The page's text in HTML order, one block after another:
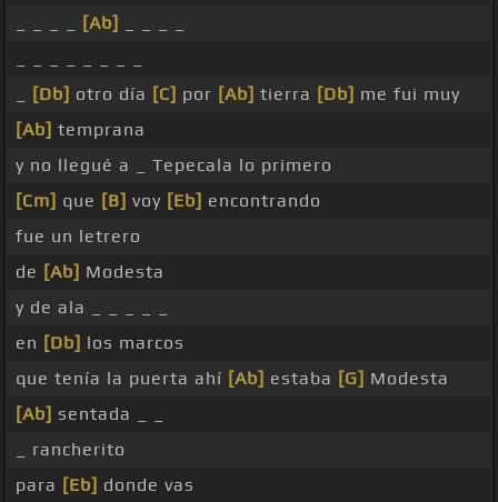
[Ab]
[Db] otro día [C] por [Ab] tierra [Db] me fui muy
[Ab] temprana
y no llegué a _ Tepecala lo primero
[Cm] que [B] voy [Eb] encontrando
fue un letrero
de [Ab] Modesta
y de ala _ _ _ _ _
en [Db] los marcos
que tenía la puerta ahí [Ab] estaba [G] Modesta
[Ab] sentada _ _
_ rancherito
para [Eb] donde vas